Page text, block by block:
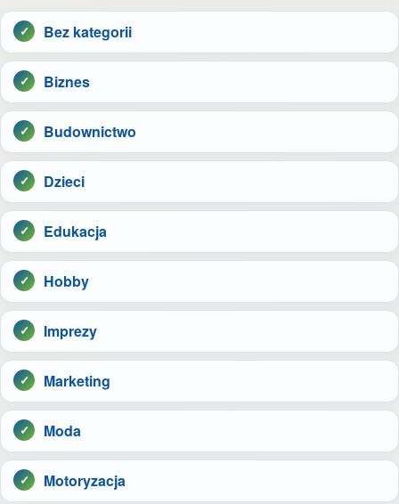
Bez kategorii
Biznes
Budownictwo
Dzieci
Edukacja
Hobby
Imprezy
Marketing
Moda
Motoryzacja